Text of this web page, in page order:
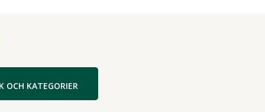
OCH KATEGORIER